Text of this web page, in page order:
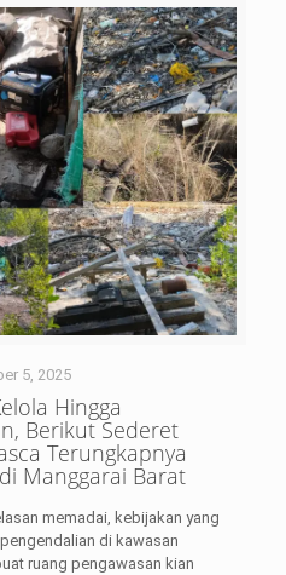
5, 2025
Hingga
Berikut Sederet
Terungkapnya
Manggarai Barat
memadai, kebijakan yang
di kawasan
ruang pengawasan kian